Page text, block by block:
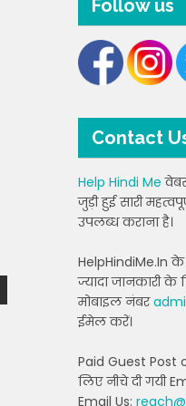
Follow us
Contact
Help Hindi Me
जुड़ी हुई सारी
उपलब्ध कराना है।
HelpHindiMe.In
ज्यादा जानकारी
मोबाइल नंबर
ईमेल करें।
Paid Guest
लिए नीचे दी गयी
Email Us: